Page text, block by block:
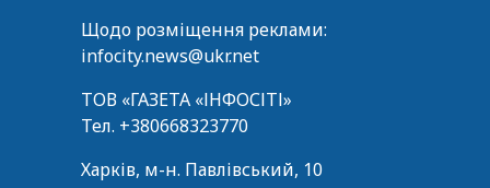
Щодо розміщення реклами:
infocity.news@ukr.net
ТОВ «ГАЗЕТА «ІНФОСІТІ»
Тел. +380668323770
Харків, м-н. Павлівський, 10